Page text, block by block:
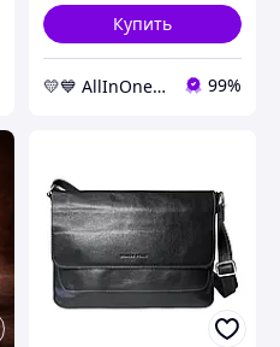
Купить
💛💙 AllInOne - находи все необходимое в одном магазине! 99%